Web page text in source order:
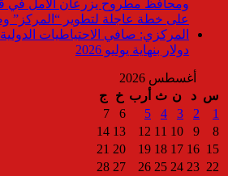
ومحافظ مطروح يزرعان الأمل في
على خطة عاجلة لتطوير “المركز”
دولار بنهاية يوليو 2026
أغسطس 2026
س د ن ث أرب خ
ج
1
2
3
4
5
6
7
8
9
10
11
12
13
14
15
16
17
18
19
20
21
22
23
24
25
26
27
28